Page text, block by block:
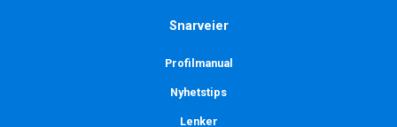
Snarveier
Profilmanual
Nyhetstips
Lenker